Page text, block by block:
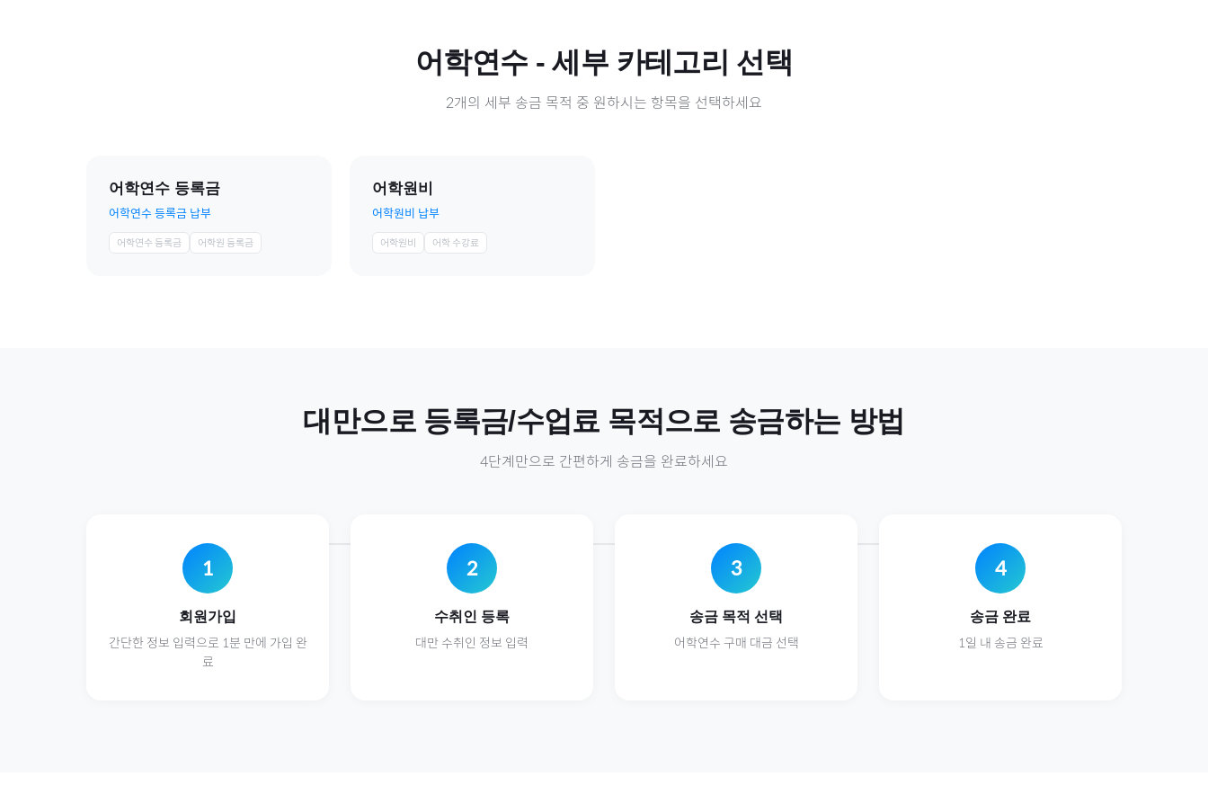
어학연수 - 세부 카테고리 선택
2개의 세부 송금 목적 중 원하시는 항목을 선택하세요
어학연수 등록금
어학연수 등록금 납부
어학연수 등록금 어학원 등록금
어학원비
어학원비 납부
어학원비 어학 수강료
대만으로 등록금/수업료 목적으로 송금하는 방법
4단계만으로 간편하게 송금을 완료하세요
1
회원가입
간단한 정보 입력으로 1분 만에 가입 완
료
2
수취인 등록
대만 수취인 정보 입력
3
송금 목적 선택
어학연수 구매 대금 선택
4
송금 완료
1일 내 송금 완료